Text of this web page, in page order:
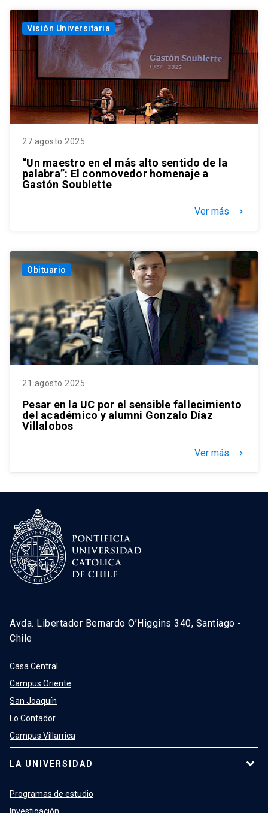
Visión Universitaria
27 agosto 2025
“Un maestro en el más alto sentido de la
palabra”: El conmovedor homenaje a
Gastón Soublette
Ver más keyboard_arrow_right
Obituario
21 agosto 2025
Pesar en la UC por el sensible fallecimiento
del académico y alumni Gonzalo Díaz
Villalobos
Ver más keyboard_arrow_right
Avda. Libertador Bernardo O’Higgins 340, Santiago -
Chile
Casa Central
Campus Oriente
San Joaquín
Lo Contador
Campus Villarrica
LA UNIVERSIDAD
Programas de estudio